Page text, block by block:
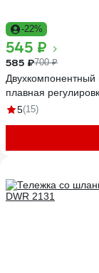
-22%
545 ₽
585 ₽700 ₽
Двухкомпонентный
плавная
5(15)